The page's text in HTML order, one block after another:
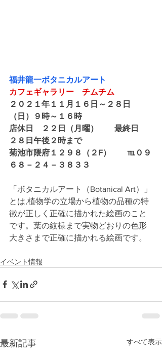
福井龍一ボタニカルアート
カフェギャラリー　チムチム
２０２１年１１月１６日～２８日
（日）９時～１６時
店休日　２２日（月曜）　　最終日
２８日午後２時まで
菊池市隈府１２９８（２F）　　℡０９
６８－２４－３８３３
「ボタニカルアート（Botanical Art）」
とは,植物学の立場から植物の品種の特
徴が正しく正確に描かれた絵画のこと
です。葉の紋様まで実物どおりの色形
大きさまで正確に描かれる絵画です。
イベント情報
最新記事 すべて表示